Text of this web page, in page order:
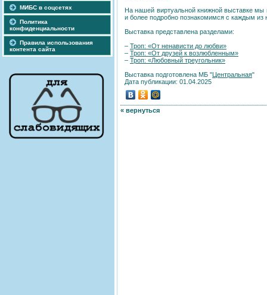
МИБС в соцсетях
Политика
конфиденциальности
Правила использования
контента сайта
На нашей виртуальной книжной выставке
и более подробно познакомимся с каждым из
Выставка представлена разделами:
– Троп: «От ненависти до любви»
– Троп: «От друзей к возлюбленным»
– Троп: «Любовный треугольник»
Выставка подготовлена МБ "Центральная"
Дата публикации: 01.04.2025
« вернуться